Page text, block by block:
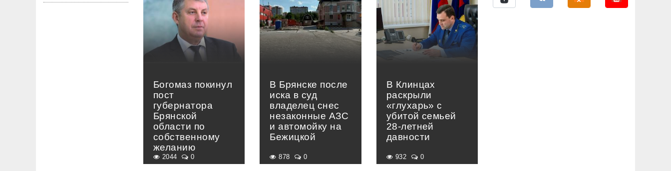
Богомаз покинул
пост
губернатора
Брянской
области по
собственному
желанию
2044 0
В Брянске после
иска в суд
владелец снес
незаконные АЗС
и автомойку на
Бежицкой
878 0
В Клинцах
раскрыли
«глухарь» с
убитой семьей
28-летней
давности
932 0